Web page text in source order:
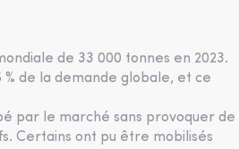
de 33 000 tonnes en 2023.
de la demande globale, et ce
par le marché sans provoquer de
Certains ont pu être mobilisés